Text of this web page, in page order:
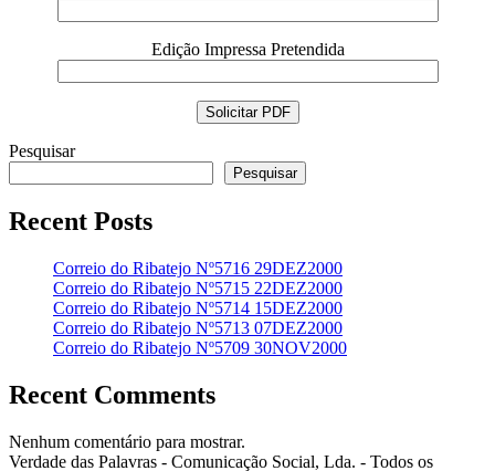
Edição Impressa Pretendida
Pesquisar
Pesquisar
Recent Posts
Correio do Ribatejo Nº5716 29DEZ2000
Correio do Ribatejo Nº5715 22DEZ2000
Correio do Ribatejo Nº5714 15DEZ2000
Correio do Ribatejo Nº5713 07DEZ2000
Correio do Ribatejo Nº5709 30NOV2000
Recent Comments
Nenhum comentário para mostrar.
Verdade das Palavras - Comunicação Social, Lda. - Todos os